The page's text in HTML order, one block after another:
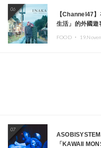
06
【Channel47
生活」的外國遊
FOOD ・
07
「KAWAII